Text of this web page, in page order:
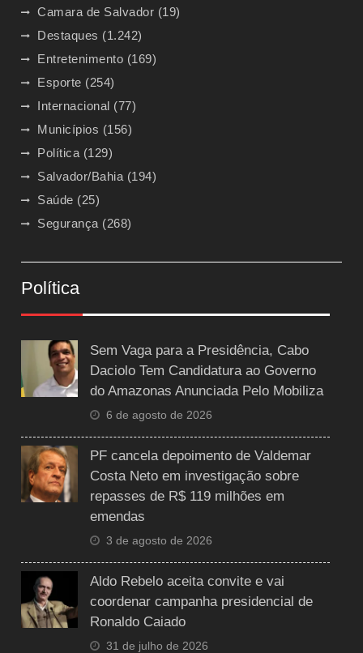
Camara de Salvador (19)
Destaques (1.242)
Entretenimento (169)
Esporte (254)
Internacional (77)
Municípios (156)
Política (129)
Salvador/Bahia (194)
Saúde (25)
Segurança (268)
Política
Sem Vaga para a Presidência, Cabo
Daciolo Tem Candidatura ao Governo
do Amazonas Anunciada Pelo Mobiliza
6 de agosto de 2026
PF cancela depoimento de Valdemar
Costa Neto em investigação sobre
repasses de R$ 119 milhões em
emendas
3 de agosto de 2026
Aldo Rebelo aceita convite e vai
coordenar campanha presidencial de
Ronaldo Caiado
31 de julho de 2026